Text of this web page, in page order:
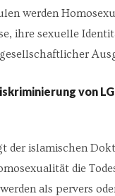
werden
ihre sexuelle
von
der islamischen
die
als pervers